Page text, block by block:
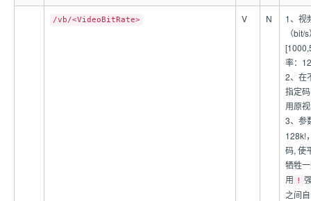
/vb/<VideoBitRate> V N
1、视
（bit/
率：
2、在
指定
用原
3、参
128k!
码, 使
牺牲
用 !
之间